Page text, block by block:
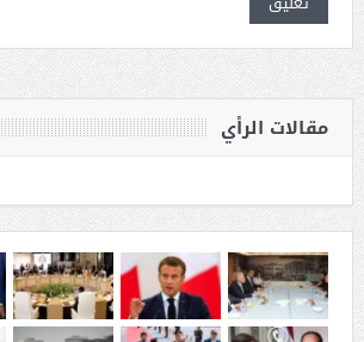
مقالات الرأي